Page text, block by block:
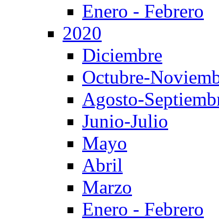
Enero - Febrero
2020
Diciembre
Octubre-
Agosto-
Junio-Julio
Mayo
Abril
Marzo
Enero - Febrero